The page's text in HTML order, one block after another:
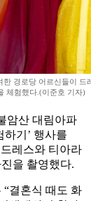
경로당 어르신들이
체험했다.(이준호 기자)
암산 대림아파
하기’ 행사를
레스와 티아라
을 촬영했다.
“결혼식 때도 화